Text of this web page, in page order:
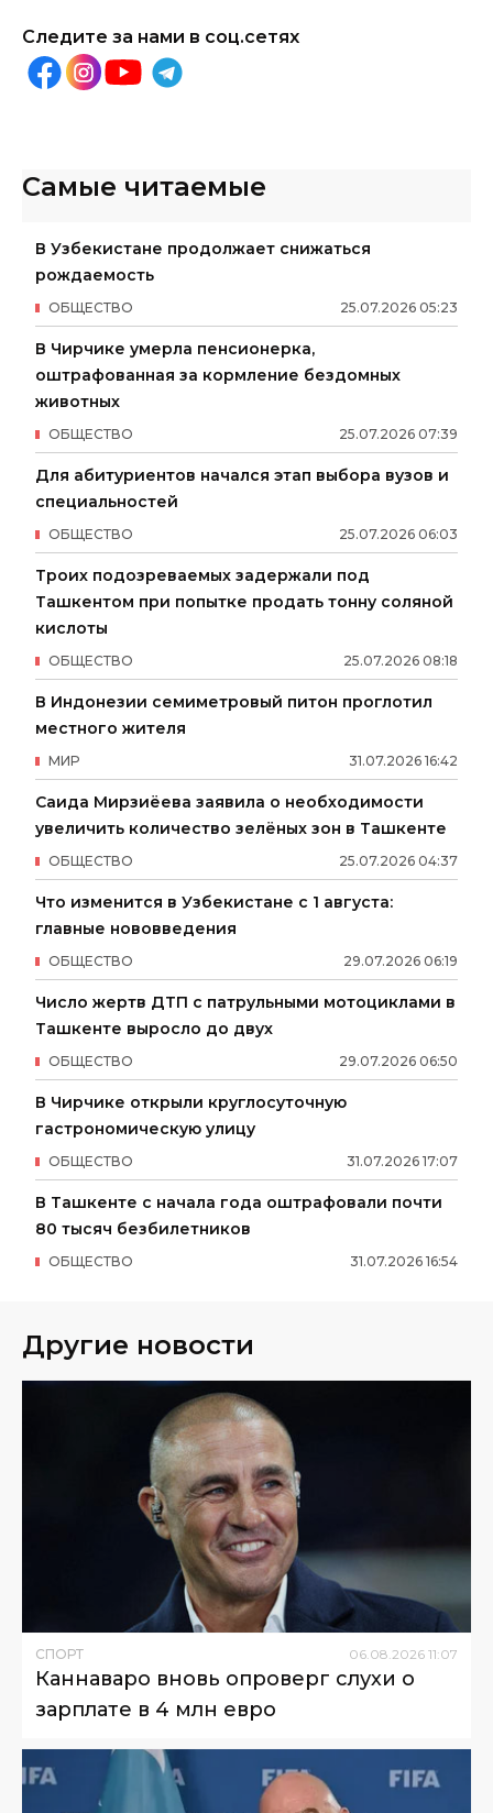
Следите за нами в соц.сетях
Самые читаемые
В Узбекистане продолжает снижаться
рождаемость
25.07.2026 05:23
ОБЩЕСТВО
В Чирчике умерла пенсионерка,
оштрафованная за кормление бездомных
животных
25.07.2026 07:39
ОБЩЕСТВО
Для абитуриентов начался этап выбора вузов и
специальностей
25.07.2026 06:03
ОБЩЕСТВО
Троих подозреваемых задержали под
Ташкентом при попытке продать тонну соляной
кислоты
25.07.2026 08:18
ОБЩЕСТВО
В Индонезии семиметровый питон проглотил
местного жителя
31.07.2026 16:42
МИР
Саида Мирзиёева заявила о необходимости
увеличить количество зелёных зон в Ташкенте
25.07.2026 04:37
ОБЩЕСТВО
Что изменится в Узбекистане с 1 августа:
главные нововведения
29.07.2026 06:19
ОБЩЕСТВО
Число жертв ДТП с патрульными мотоциклами в
Ташкенте выросло до двух
29.07.2026 06:50
ОБЩЕСТВО
В Чирчике открыли круглосуточную
гастрономическую улицу
31.07.2026 17:07
ОБЩЕСТВО
В Ташкенте с начала года оштрафовали почти
80 тысяч безбилетников
31.07.2026 16:54
ОБЩЕСТВО
Другие новости
СПОРТ 06.08.2026 11:07
Каннаваро вновь опроверг слухи о
зарплате в 4 млн евро